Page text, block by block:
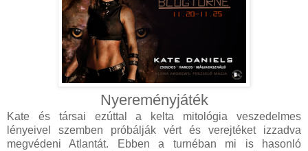
Nyereményjáték
Kate és társai ezúttal a kelta mitológia veszedelmes
lényeivel szemben próbálják vért és verejtéket izzadva
megvédeni Atlantát. Ebben a turnéban mi is hasonló